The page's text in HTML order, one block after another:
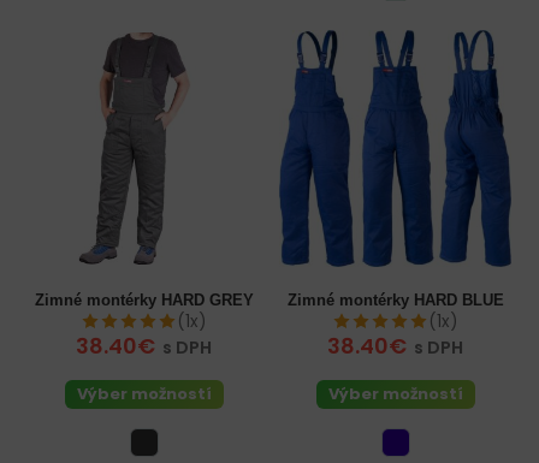
Zimné montérky HARD GREY
(1x)
38.40€ s DPH
Výber možností
Zimné montérky HARD BLUE
(1x)
38.40€ s DPH
Výber možností